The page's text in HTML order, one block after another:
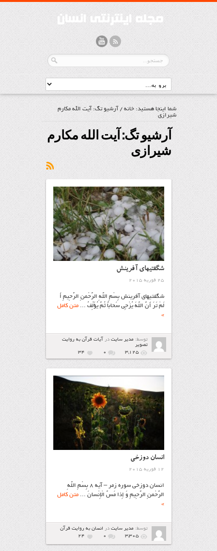
شما اینجا هستید:خانه/ آرشیو تگ: آیت الله مكارم
شیرازى
آرشیو تگ:آیت الله مكارم
شیرازى
شگفتیهای آفرینش
25 فوریه 2015
شگفتیهای آفرینش بِسْمِ اللَّهِ الرَّحْمنِ الرَّحِیمِ أَ
لَمْ تَرَ أَنَّ اللَّهَ یُزْجِی سَحاباً ثُمَّ یُؤَلِّفُ ...متن کامل
»
توسط: مدیر سایتدر آیات قرآن به روایت
تصویر
3,125
۰ 34
انسان دوزخی
12 فوریه 2015
انسان دوزخی سوره زمر – آیه ۸ بِسْمِ اللَّهِ
الرَّحْمنِ الرَّحِیمِ وَ إِذا مَسَّ الْإِنْسانَ ...متن کامل
»
توسط: مدیر سایتدر انسان به روایت قرآن
3,305
۰ 24